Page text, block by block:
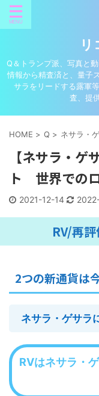
リ
Q＆トランプ派、写真と
情報から精査済と、量子
サラをリードする露軍
査、提
HOME > Q > ネサラ・
【ネサラ・
ト 世界での
2021-12-14
RV/再
2つの新通貨は
ネサラ・ゲサラ
RVはネサラ・